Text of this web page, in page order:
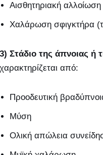
Αισθητηριακή αλλοίωση
Χαλάρωση σφιγκτήρα
3) Στάδιο της άπνοιας ή
χαρακτηρίζεται από:
Προοδευτική
Μύση
Ολική απώλεια